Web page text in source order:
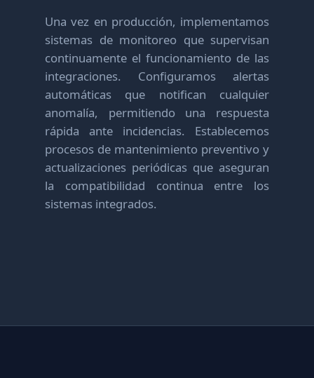
Una vez en producción, implementamos
sistemas de monitoreo que supervisan
continuamente el funcionamiento de las
integraciones. Configuramos alertas
automáticas que notifican cualquier
anomalía, permitiendo una respuesta
rápida ante incidencias. Establecemos
procesos de mantenimiento preventivo y
actualizaciones periódicas que aseguran
la compatibilidad continua entre los
sistemas integrados.